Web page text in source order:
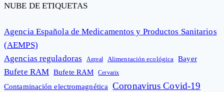
NUBE DE ETIQUETAS
Agencia Española de Medicamentos y Productos Sanitarios
(AEMPS)
Agencias reguladoras
Agreal Alimentación ecológica Bayer
Bufete RAM Bufete RAM Cervarix
Contaminación electromagnética Coronavirus Covid-19